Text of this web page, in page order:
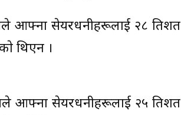
आफ्ना सेयरधनीहरूलाई २८ प्रतिशत
थिएन ।
आफ्ना सेयरधनीहरूलाई २५ प्रतिशत